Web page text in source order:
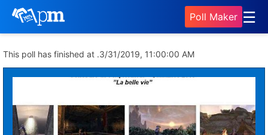
Poll Maker ☰
This poll has finished at .3/31/2019, 11:00:00 AM